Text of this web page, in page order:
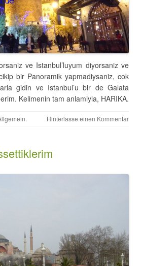
ve Istanbul’luyum diyorsaniz ve
bir Panoramik yapmadiysaniz, cok
gidin ve Istanbul’u bir de Galata
Kelimenin tam anlamiyla, HARIKA.
. Hinterlasse einen Kommentar